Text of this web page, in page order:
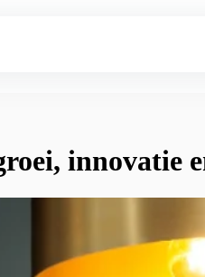
innovatie